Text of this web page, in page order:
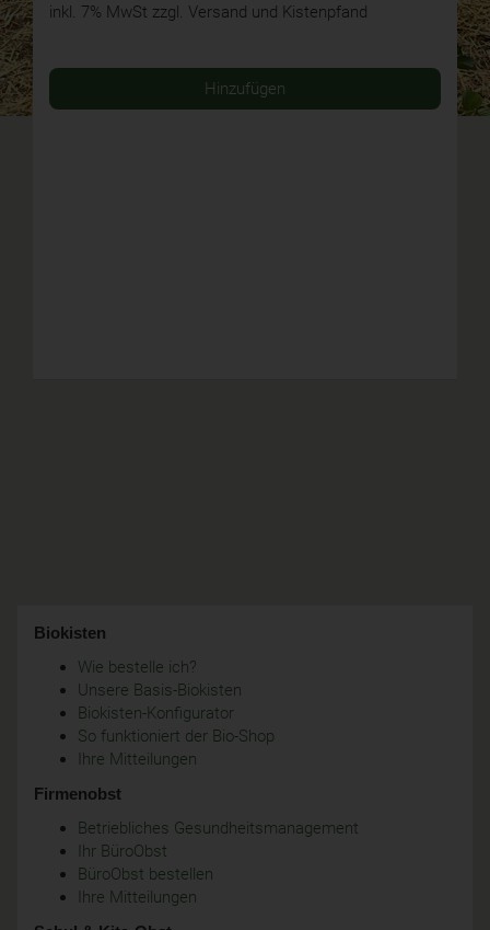
inkl. 7% MwSt zzgl. Versand und Kistenpfand
Hinzufügen
Biokisten
Wie bestelle ich?
Unsere Basis-Biokisten
Biokisten-Konfigurator
So funktioniert der Bio-Shop
Ihre Mitteilungen
Firmenobst
Betriebliches Gesundheitsmanagement
Ihr BüroObst
BüroObst bestellen
Ihre Mitteilungen